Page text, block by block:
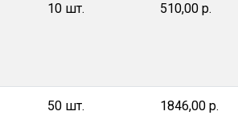
10 шт. 510,00 р.
50 шт. 1846,00 р.